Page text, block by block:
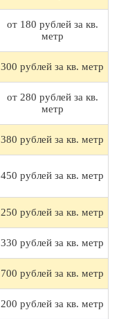
от 180 рублей за кв.
метр
300 рублей за кв. метр
от 280 рублей за кв.
метр
380 рублей за кв. метр
450 рублей за кв. метр
250 рублей за кв. метр
330 рублей за кв. метр
700 рублей за кв. метр
200 рублей за кв. метр